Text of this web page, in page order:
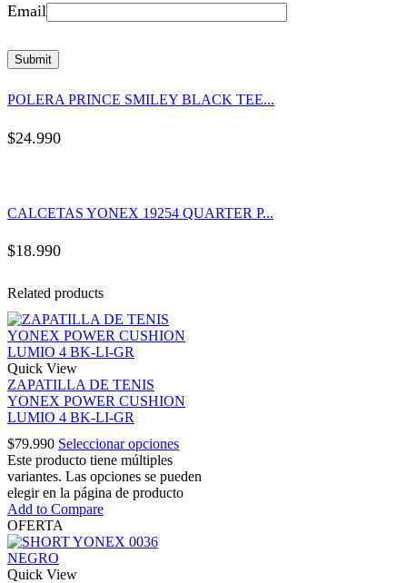
Email
POLERA PRINCE SMILEY BLACK TEE...
$24.990
CALCETAS YONEX 19254 QUARTER P...
$18.990
Related products
Quick View
ZAPATILLA DE TENIS
YONEX POWER CUSHION
LUMIO 4 BK-LI-GR
$79.990 Seleccionar opciones
Este producto tiene múltiples
variantes. Las opciones se pueden
elegir en la página de producto
Add to Compare
OFERTA
Quick View